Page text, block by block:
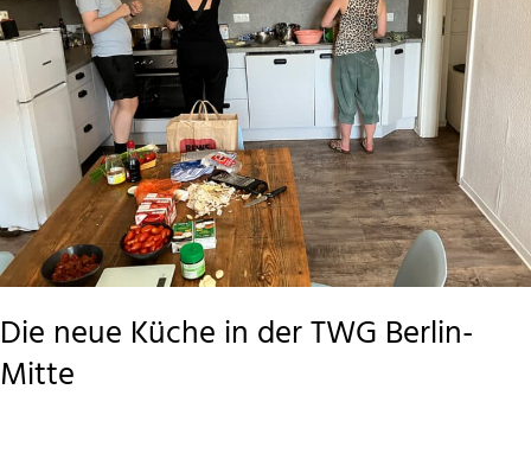
Seele
aufatmen.
Hier
erleben
Menschen
Gemeinschaft.
Die neue Küche in der TWG Berlin-
Mitte